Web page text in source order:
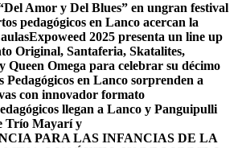
Amor y Del Blues” en ungran festival
pedagógicos en Lanco acercan la
Expoweed 2025 presenta un line up
Original, Santaferia, Skatalites,
Queen Omega para celebrar su décimo
Pedagógicos en Lanco sorprenden a
con innovador formato
llegan a Lanco y Panguipulli
Trío Mayarí y
PARA LAS INFANCIAS DE LA